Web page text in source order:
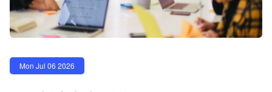
Mon Jul 06 2026